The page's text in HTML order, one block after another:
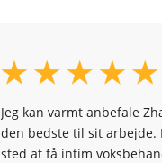
Jeg kan varmt anbefale
den bedste til sit arbejde.
sted at få intim